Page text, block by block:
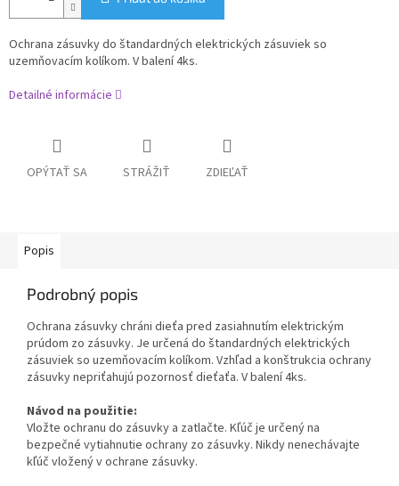
Ochrana zásuvky do štandardných elektrických zásuviek so
uzemňovacím kolíkom. V balení 4ks.
Detailné informácie
OPÝTAŤ SA STRÁŽIŤ ZDIEĽAŤ
Popis
Podrobný popis
Ochrana zásuvky chráni dieťa pred zasiahnutím elektrickým
prúdom zo zásuvky. Je určená do štandardných elektrických
zásuviek so uzemňovacím kolíkom. Vzhľad a konštrukcia ochrany
zásuvky nepriťahujú pozornosť dieťaťa. V balení 4ks.
Návod na použitie:
Vložte ochranu do zásuvky a zatlačte. Kľúč je určený na
bezpečné vytiahnutie ochrany zo zásuvky. Nikdy nenechávajte
kľúč vložený v ochrane zásuvky.